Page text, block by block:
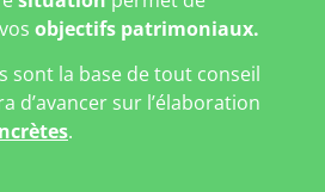
objectifs patrimoniaux.
sont la base de tout conseil
d’avancer sur l’élaboration
.